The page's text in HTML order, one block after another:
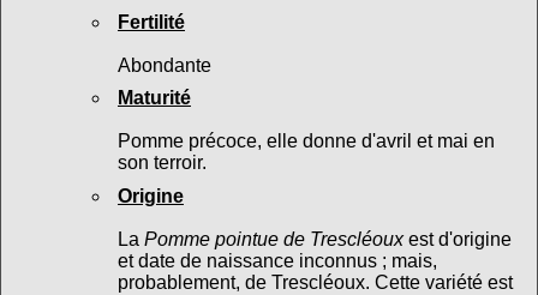
Fertilité
Abondante
Maturité
Pomme précoce, elle donne d'avril et mai en
son terroir.
Origine
La Pomme pointue de Trescléouxest d'origine
et date de naissance inconnus ; mais,
probablement, de Trescléoux. Cette variété est